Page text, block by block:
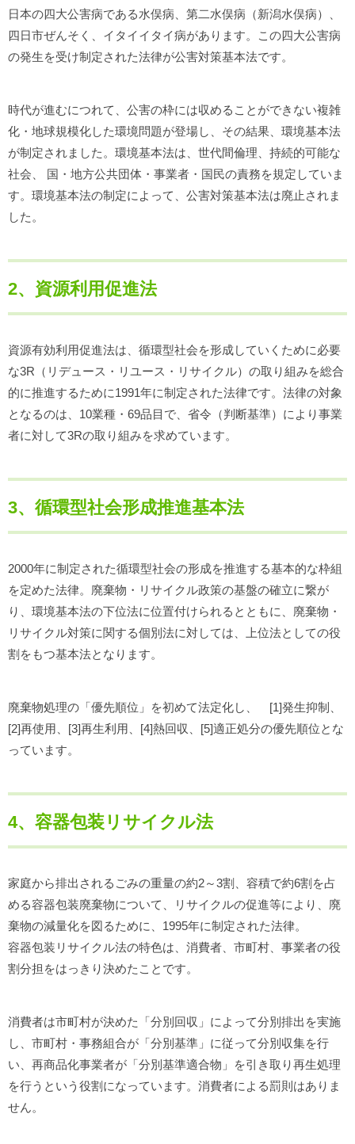
日本の四大公害病である水俣病、第二水俣病（新潟水俣病）、
四日市ぜんそく、イタイイタイ病があります。この四大公害病
の発生を受け制定された法律が公害対策基本法です。
時代が進むにつれて、公害の枠には収めることができない複雑
化・地球規模化した環境問題が登場し、その結果、環境基本法
が制定されました。環境基本法は、世代間倫理、持続的可能な
社会、 国・地方公共団体・事業者・国民の責務を規定していま
す。環境基本法の制定によって、公害対策基本法は廃止されま
した。
2、資源利用促進法
資源有効利用促進法は、循環型社会を形成していくために必要
な3R（リデュース・リユース・リサイクル）の取り組みを総合
的に推進するために1991年に制定された法律です。法律の対象
となるのは、10業種・69品目で、省令（判断基準）により事業
者に対して3Rの取り組みを求めています。
3、循環型社会形成推進基本法
2000年に制定された循環型社会の形成を推進する基本的な枠組
を定めた法律。廃棄物・リサイクル政策の基盤の確立に繋が
り、環境基本法の下位法に位置付けられるとともに、廃棄物・
リサイクル対策に関する個別法に対しては、上位法としての役
割をもつ基本法となります。
廃棄物処理の「優先順位」を初めて法定化し、 [1]発生抑制、
[2]再使用、[3]再生利用、[4]熱回収、[5]適正処分の優先順位とな
っています。
4、容器包装リサイクル法
家庭から排出されるごみの重量の約2～3割、容積で約6割を占
める容器包装廃棄物について、リサイクルの促進等により、廃
棄物の減量化を図るために、1995年に制定された法律。
容器包装リサイクル法の特色は、消費者、市町村、事業者の役
割分担をはっきり決めたことです。
消費者は市町村が決めた「分別回収」によって分別排出を実施
し、市町村・事務組合が「分別基準」に従って分別収集を行
い、再商品化事業者が「分別基準適合物」を引き取り再生処理
を行うという役割になっています。消費者による罰則はありま
せん。